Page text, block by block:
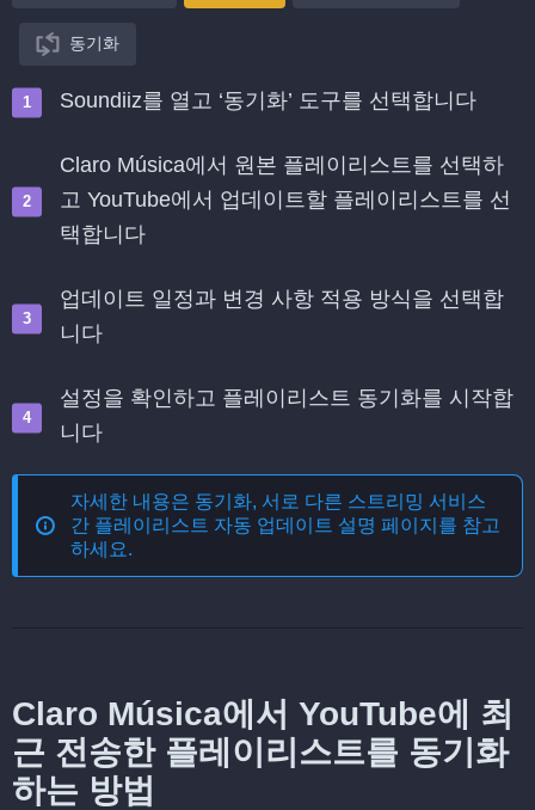
동기화
Soundiiz를 열고 ‘동기화’ 도구를 선택합니다
Claro Música에서 원본 플레이리스트를 선택하
고 YouTube에서 업데이트할 플레이리스트를 선
택합니다
업데이트 일정과 변경 사항 적용 방식을 선택합
니다
설정을 확인하고 플레이리스트 동기화를 시작합
니다
자세한 내용은 동기화, 서로 다른 스트리밍 서비스
간 플레이리스트 자동 업데이트 설명 페이지를 참고
하세요.
Claro Música에서 YouTube에 최
근 전송한 플레이리스트를 동기화
하는 방법